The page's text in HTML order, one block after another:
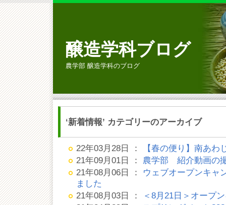
醸造学科ブログ
農学部 醸造学科のブログ
‘新着情報’ カテゴリーのアーカイブ
22年03月28日 ：
【春の便り】南あわ
21年09月01日 ： 農学部 紹介動画の
21年08月06日 ：
ウェブオープンキャ
ました
21年08月03日 ：
＜8月21日＞オープ